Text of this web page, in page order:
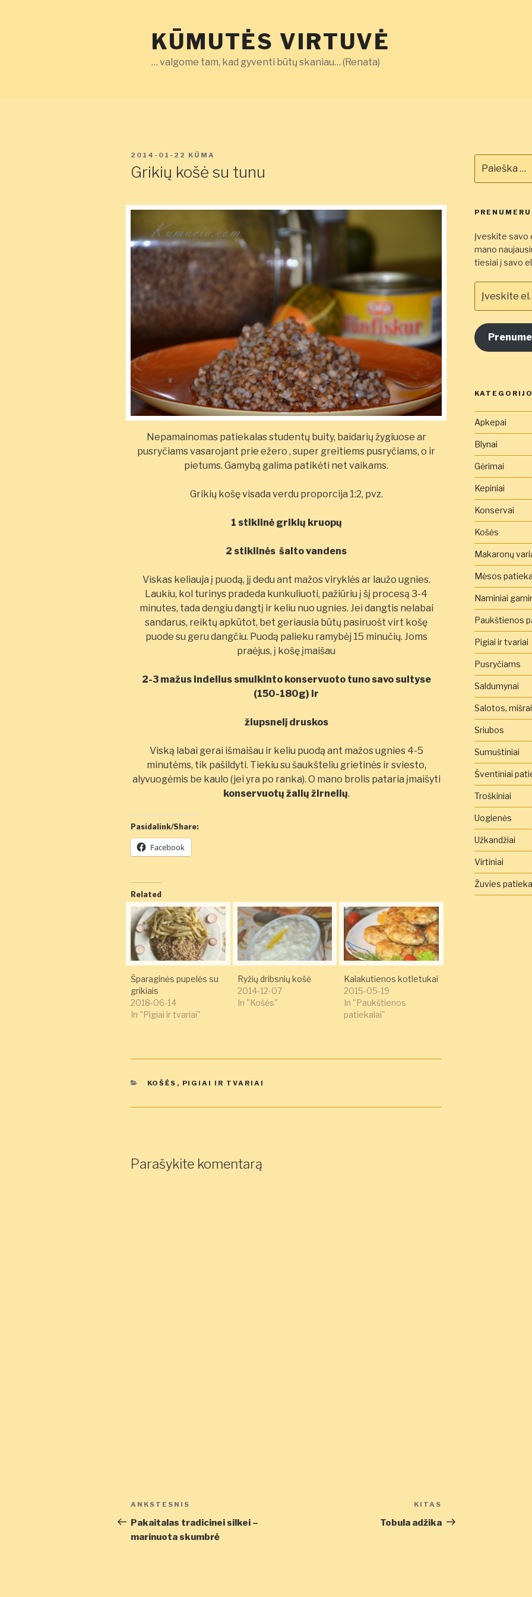
KŪMUTĖS VIRTUVĖ
… valgome tam, kad gyventi būtų skaniau… (Renata)
PASKELBTA
2014-01-22 KŪMA
Grikių košė su tunu
Nepamainomas patiekalas studentų buity, baidarių žygiuose ar
pusryčiams vasarojant prie ežero , super greitiems pusryčiams, o ir
pietums. Gamybą galima patikėti net vaikams.
Grikių košę visada verdu proporcija 1:2, pvz.
1 stiklinė grikių kruopų
2 stiklinės šalto vandens
Viskas keliauja į puodą, jį dedu ant mažos viryklės ar laužo ugnies.
Laukiu, kol turinys pradeda kunkuliuoti, pažiūriu į šį procesą 3-4
minutes, tada dengiu dangtį ir keliu nuo ugnies. Jei dangtis nelabai
sandarus, reiktų apkūtot, bet geriausia būtų pasiruošt virt košę
puode su geru dangčiu. Puodą palieku ramybėj 15 minučių. Joms
praėjus, į košę įmaišau
2-3 mažus indelius smulkinto konservuoto tuno savo sultyse
(150-180g) ir
žiupsnelį druskos
Viską labai gerai išmaišau ir keliu puodą ant mažos ugnies 4-5
minutėms, tik pašildyti. Tiekiu su šaukšteliu grietinės ir sviesto,
alyvuogėmis be kaulo (jei yra po ranka). O mano brolis pataria įmaišyti
konservuotų žalių žirnelių.
Pasidalink/Share:
Facebook
Related
Šparaginės pupelės su
grikiais
2018-06-14
In "Pigiai ir tvariai"
Ryžių dribsnių košė
2014-12-07
In "Košės"
Kalakutienos kotletukai
2015-05-19
In "Paukštienos
patiekalai"
KATEGORIJOS
KOŠĖS , PIGIAI IR TVARIAI
Parašykite komentarą
Navigacija
tarp
įrašų
Ankstesnis
įrašas
ANKSTESNIS
Pakaitalas tradicinei silkei –
marinuota skumbrė
įrašas
KITAS
Tobula adžika
Įveskite savo
mano
tiesiai į savo
el.
pašto
adresą
čia
Apkepai
Blynai
Gėrimai
Kepiniai
Konservai
Košės
Makaronų
Mėsos
Naminiai
Paukštienos
Pigiai ir tvariai
Pusryčiams
Saldumynai
Salotos,
Sriubos
Sumuštiniai
Šventiniai
Troškiniai
Uogienės
Užkandžiai
Virtiniai
Žuvies